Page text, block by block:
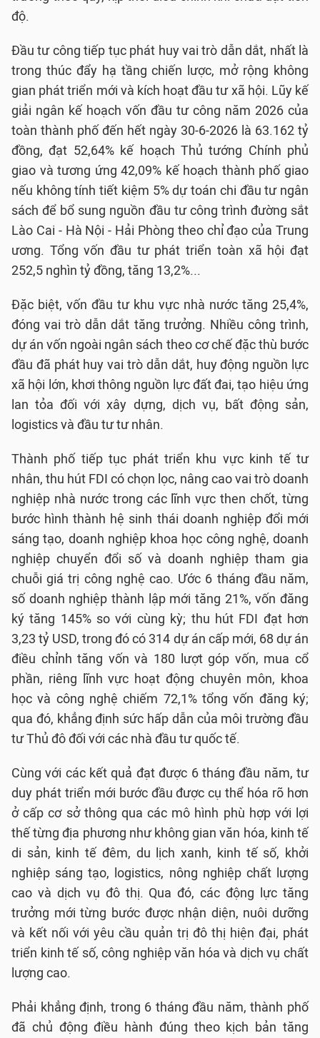
độ.
Đầu tư công tiếp tục phát huy vai trò dẫn dắt, nhất là
trong thúc đẩy hạ tầng chiến lược, mở rộng không
gian phát triển mới và kích hoạt đầu tư xã hội. Lũy kế
giải ngân kế hoạch vốn đầu tư công năm 2026 của
toàn thành phố đến hết ngày 30-6-2026 là 63.162 tỷ
đồng, đạt 52,64% kế hoạch Thủ tướng Chính phủ
giao và tương ứng 42,09% kế hoạch thành phố giao
nếu không tính tiết kiệm 5% dự toán chi đầu tư ngân
sách để bổ sung nguồn đầu tư công trình đường sắt
Lào Cai - Hà Nội - Hải Phòng theo chỉ đạo của Trung
ương. Tổng vốn đầu tư phát triển toàn xã hội đạt
252,5 nghìn tỷ đồng, tăng 13,2%...
Đặc biệt, vốn đầu tư khu vực nhà nước tăng 25,4%,
đóng vai trò dẫn dắt tăng trưởng. Nhiều công trình,
dự án vốn ngoài ngân sách theo cơ chế đặc thù bước
đầu đã phát huy vai trò dẫn dắt, huy động nguồn lực
xã hội lớn, khơi thông nguồn lực đất đai, tạo hiệu ứng
lan tỏa đối với xây dựng, dịch vụ, bất động sản,
logistics và đầu tư tư nhân.
Thành phố tiếp tục phát triển khu vực kinh tế tư
nhân, thu hút FDI có chọn lọc, nâng cao vai trò doanh
nghiệp nhà nước trong các lĩnh vực then chốt, từng
bước hình thành hệ sinh thái doanh nghiệp đổi mới
sáng tạo, doanh nghiệp khoa học công nghệ, doanh
nghiệp chuyển đổi số và doanh nghiệp tham gia
chuỗi giá trị công nghệ cao. Ước 6 tháng đầu năm,
số doanh nghiệp thành lập mới tăng 21%, vốn đăng
ký tăng 145% so với cùng kỳ; thu hút FDI đạt hơn
3,23 tỷ USD, trong đó có 314 dự án cấp mới, 68 dự án
điều chỉnh tăng vốn và 180 lượt góp vốn, mua cổ
phần, riêng lĩnh vực hoạt động chuyên môn, khoa
học và công nghệ chiếm 72,1% tổng vốn đăng ký;
qua đó, khẳng định sức hấp dẫn của môi trường đầu
tư Thủ đô đối với các nhà đầu tư quốc tế.
Cùng với các kết quả đạt được 6 tháng đầu năm, tư
duy phát triển mới bước đầu được cụ thể hóa rõ hơn
ở cấp cơ sở thông qua các mô hình phù hợp với lợi
thế từng địa phương như không gian văn hóa, kinh tế
di sản, kinh tế đêm, du lịch xanh, kinh tế số, khởi
nghiệp sáng tạo, logistics, nông nghiệp chất lượng
cao và dịch vụ đô thị. Qua đó, các động lực tăng
trưởng mới từng bước được nhận diện, nuôi dưỡng
và kết nối với yêu cầu quản trị đô thị hiện đại, phát
triển kinh tế số, công nghiệp văn hóa và dịch vụ chất
lượng cao.
Phải khẳng định, trong 6 tháng đầu năm, thành phố
đã chủ động điều hành đúng theo kịch bản tăng